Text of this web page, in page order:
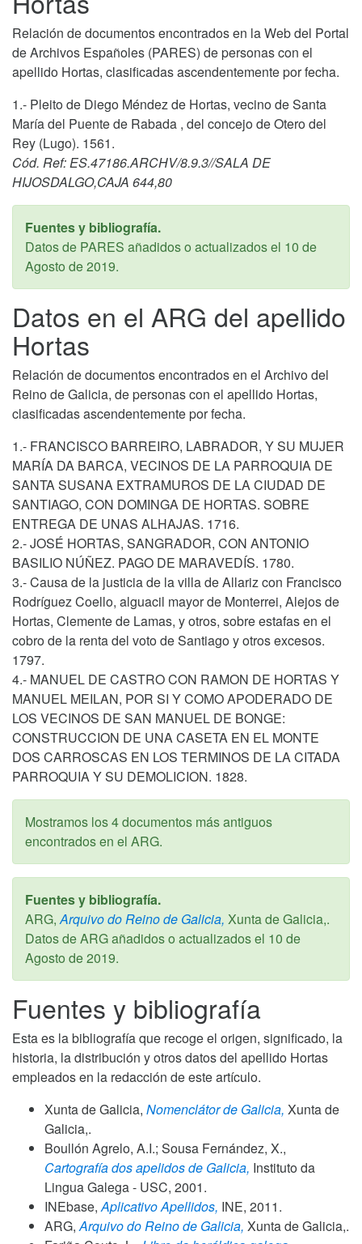
Relación de documentos encontrados en la Web del Portal
de Archivos Españoles (PARES) de personas con el
apellido Hortas, clasificadas ascendentemente por fecha.
1.- Pleito de Diego Méndez de Hortas, vecino de Santa
María del Puente de Rabada , del concejo de Otero del
Rey (Lugo). 1561.
Cód. Ref: ES.47186.ARCHV/8.9.3//SALA DE
HIJOSDALGO,CAJA 644,80
Fuentes y bibliografía.
Datos de PARES añadidos o actualizados el 10 de
Agosto de 2019.
Datos en el ARG del apellido
Hortas
Relación de documentos encontrados en el Archivo del
Reino de Galicia, de personas con el apellido Hortas,
clasificadas ascendentemente por fecha.
1.- FRANCISCO BARREIRO, LABRADOR, Y SU MUJER
MARÍA DA BARCA, VECINOS DE LA PARROQUIA DE
SANTA SUSANA EXTRAMUROS DE LA CIUDAD DE
SANTIAGO, CON DOMINGA DE HORTAS. SOBRE
ENTREGA DE UNAS ALHAJAS. 1716.
2.- JOSÉ HORTAS, SANGRADOR, CON ANTONIO
BASILIO NÚÑEZ. PAGO DE MARAVEDÍS. 1780.
3.- Causa de la justicia de la villa de Allariz con Francisco
Rodríguez Coello, alguacil mayor de Monterrei, Alejos de
Hortas, Clemente de Lamas, y otros, sobre estafas en el
cobro de la renta del voto de Santiago y otros excesos.
1797.
4.- MANUEL DE CASTRO CON RAMON DE HORTAS Y
MANUEL MEILAN, POR SI Y COMO APODERADO DE
LOS VECINOS DE SAN MANUEL DE BONGE:
CONSTRUCCION DE UNA CASETA EN EL MONTE
DOS CARROSCAS EN LOS TERMINOS DE LA CITADA
PARROQUIA Y SU DEMOLICION. 1828.
Mostramos los 4 documentos más antiguos
encontrados en el ARG.
Fuentes y bibliografía.
ARG, Arquivo do Reino de Galicia, Xunta de Galicia,.
Datos de ARG añadidos o actualizados el 10 de
Agosto de 2019.
Fuentes y bibliografía
Esta es la bibliografía que recoge el origen, significado, la
historia, la distribución y otros datos del apellido Hortas
empleados en la redacción de este artículo.
Xunta de Galicia, Nomenclátor de Galicia, Xunta de
Galicia,.
Boullón Agrelo, A.I.; Sousa Fernández, X.,
Cartografía dos apelidos de Galicia, Instituto da
Lingua Galega - USC, 2001.
INEbase, Aplicativo Apellidos, INE, 2011.
ARG, Arquivo do Reino de Galicia, Xunta de Galicia,.